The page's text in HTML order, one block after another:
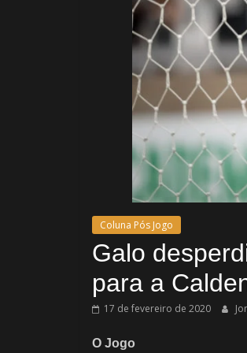
Coluna Pós Jogo
Galo
para a
17 de fevereiro de 2020
O Jogo